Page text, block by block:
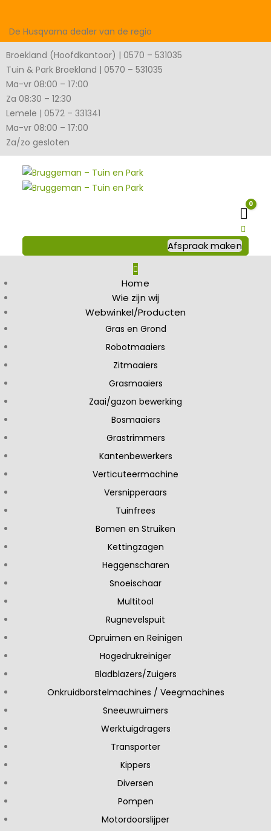
De Husqvarna dealer van de regio
Broekland (Hoofdkantoor) | 0570 – 531035
Tuin & Park Broekland | 0570 – 531035
Ma-vr 08:00 – 17:00
Za 08:30 – 12:30
Lemele | 0572 – 331341
Ma-vr 08:00 – 17:00
Za/zo gesloten
0
Afspraak maken
Home
Wie zijn wij
Webwinkel/Producten
Gras en Grond
Robotmaaiers
Zitmaaiers
Grasmaaiers
Zaai/gazon bewerking
Bosmaaiers
Grastrimmers
Kantenbewerkers
Verticuteermachine
Versnipperaars
Tuinfrees
Bomen en Struiken
Kettingzagen
Heggenscharen
Snoeischaar
Multitool
Rugnevelspuit
Opruimen en Reinigen
Hogedrukreiniger
Bladblazers/Zuigers
Onkruidborstelmachines / Veegmachines
Sneeuwruimers
Werktuigdragers
Transporter
Kippers
Diversen
Pompen
Motordoorslijper